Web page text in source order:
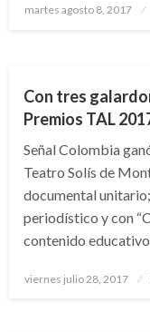
Publicado
martes agosto 8, 2017
Con tres
Premios TAL
Señal Colombia
Teatro Solís de
documental
periodístico y con
contenido educativo.
Publicado
viernes julio 28, 2017